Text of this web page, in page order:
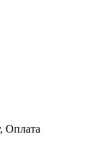
Оплата